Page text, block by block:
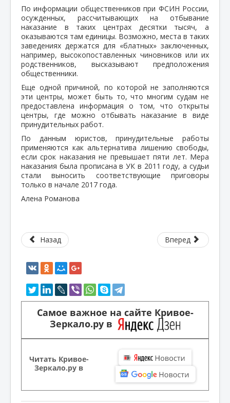
По информации общественников при ФСИН России,
осужденных, рассчитывающих на отбывание
наказание в таких центрах десятки тысяч, а
оказываются там единицы. Возможно, места в таких
заведениях держатся для «блатных» заключенных,
например, высокопоставленных чиновников или их
родственников, высказывают предположения
общественники.
Еще одной причиной, по которой не заполняются
эти центры, может быть то, что многим судам не
предоставлена информация о том, что открыты
центры, где можно отбывать наказание в виде
принудительных работ.
По данным юристов, принудительные работы
применяются как альтернатива лишению свободы,
если срок наказания не превышает пяти лет. Мера
наказания была прописана в УК в 2011 году, а судьи
стали выносить соответствующие приговоры
только в начале 2017 года.
Алена Романова
Назад Вперед
Самое важное на сайте Кривое-
Зеркало.ру в
Читать Кривое-
Зеркало.ру в